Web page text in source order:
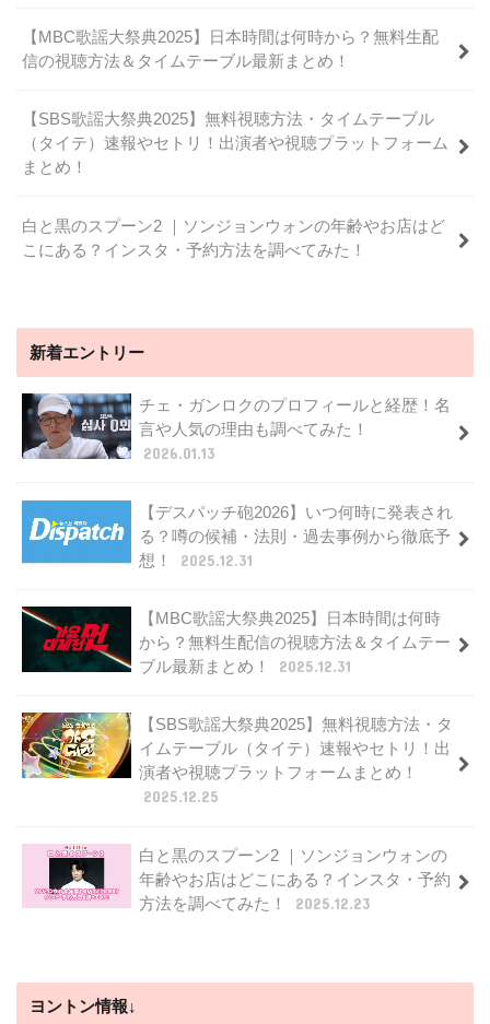
【MBC歌謡大祭典2025】日本時間は何時から？無料生配
信の視聴方法＆タイムテーブル最新まとめ！
【SBS歌謡大祭典2025】無料視聴方法・タイムテーブル
（タイテ）速報やセトリ！出演者や視聴プラットフォーム
まとめ！
白と黒のスプーン2 ｜ソンジョンウォンの年齢やお店はど
こにある？インスタ・予約方法を調べてみた！
新着エントリー
チェ・ガンロクのプロフィールと経歴！名
言や人気の理由も調べてみた！
2026.01.13
【デスパッチ砲2026】いつ何時に発表され
る？噂の候補・法則・過去事例から徹底予
想！
2025.12.31
【MBC歌謡大祭典2025】日本時間は何時
から？無料生配信の視聴方法＆タイムテー
ブル最新まとめ！
2025.12.31
【SBS歌謡大祭典2025】無料視聴方法・タ
イムテーブル（タイテ）速報やセトリ！出
演者や視聴プラットフォームまとめ！
2025.12.25
白と黒のスプーン2 ｜ソンジョンウォンの
年齢やお店はどこにある？インスタ・予約
方法を調べてみた！
2025.12.23
ヨントン情報↓